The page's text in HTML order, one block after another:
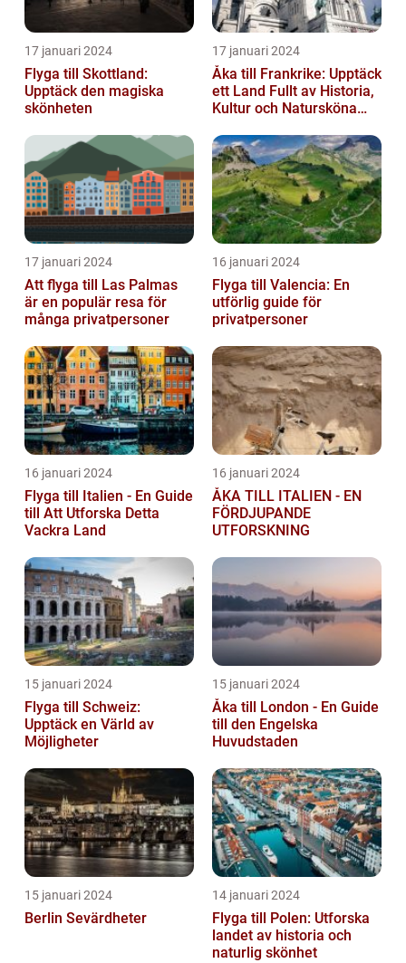
17 januari 2024
Flyga till Skottland:
Upptäck den magiska
skönheten
17 januari 2024
Åka till Frankrike: Upptäck
ett Land Fullt av Historia,
Kultur och Natursköna
17 januari 2024
Att flyga till Las Palmas
är en populär resa för
många privatpersoner
16 januari 2024
Flyga till Valencia: En
utförlig guide för
privatpersoner
16 januari 2024
Flyga till Italien - En Guide
till Att Utforska Detta
Vackra Land
16 januari 2024
ÅKA TILL ITALIEN - EN
FÖRDJUPANDE
UTFORSKNING
15 januari 2024
Flyga till Schweiz:
Upptäck en Värld av
Möjligheter
15 januari 2024
Åka till London - En Guide
till den Engelska
Huvudstaden
15 januari 2024
Berlin Sevärdheter
14 januari 2024
Flyga till Polen: Utforska
landet av historia och
naturlig skönhet